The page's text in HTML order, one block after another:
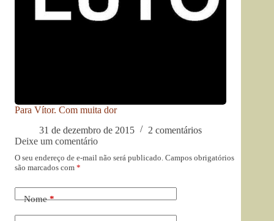
Para Vítor. Com muita dor
31 de dezembro de 2015
2 comentários
Deixe um comentário
O seu endereço de e-mail não será publicado. Campos obrigatórios
são marcados com *
Nome*